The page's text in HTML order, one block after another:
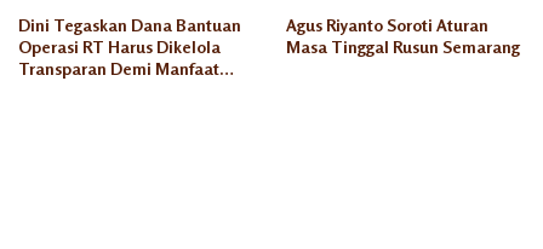
Dini Tegaskan Dana Bantuan
Operasi RT Harus Dikelola
Transparan Demi Manfaat
Agus Riyanto Soroti Aturan
Masa Tinggal Rusun Semarang